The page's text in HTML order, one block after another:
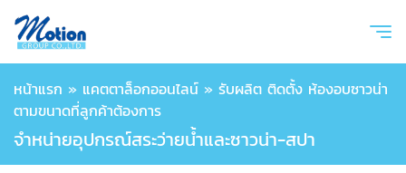
หน้าแรก » แคตตาล็อกออนไลน์ » รับผลิต ติดตั้ง ห้องอบซาวน่า
ตามขนาดที่ลูกค้าต้องการ
จำหน่ายอุปกรณ์สระว่ายน้ำและซาวน่า-สปา